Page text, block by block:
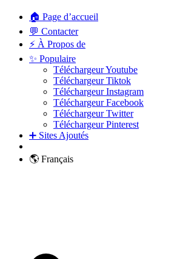
🏠 Page d’accueil
💬 Contacter
⚡ À Propos de
✨ Populaire
Téléchargeur Youtube
Téléchargeur Tiktok
Téléchargeur Instagram
Téléchargeur Facebook
Téléchargeur Twitter
Téléchargeur Pinterest
➕ Sites Ajoutés
🌎 Français